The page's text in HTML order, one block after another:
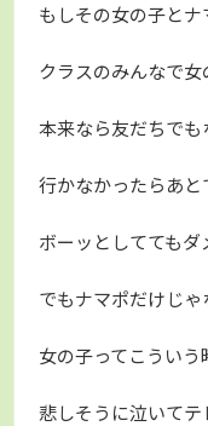
もしその女の子とナ
クラスのみんなで
本来なら友だちでも
行かなかったらあと
ボーッとしててもダ
でもナマポだけじゃ
女の子ってこういう
悲しそうに泣いてテ